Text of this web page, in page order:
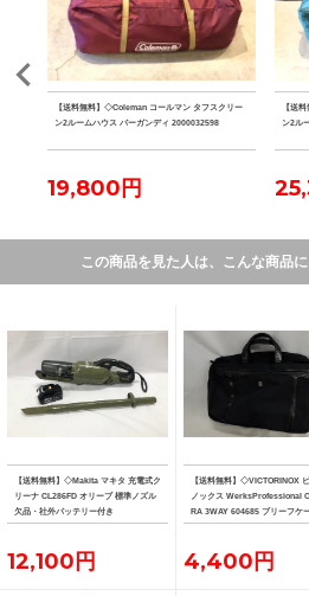
【送料無料】◇Coleman コールマン タフスクリー
ン2ルームハウス バーガンディ 2000032598
19,800円
【送
ン2ル
この商品を見た人は、こんな商品
【送料無料】◇Makita マキタ 充電式ク
リーナ CL286FD オリーブ 標準ノズル
欠品・社外バッテリー付き
12,100円
【送料無料】◇VICTORINOX
ノックス WerksProfessional
RA 3WAY 604685 ブリーフケ
4,400円